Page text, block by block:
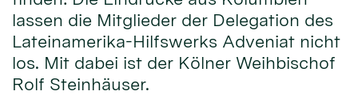
lassen die Mitglieder der Delegation des
Lateinamerika-Hilfswerks Adveniat nicht
los. Mit dabei ist der Kölner Weihbischof
Rolf Steinhäuser.